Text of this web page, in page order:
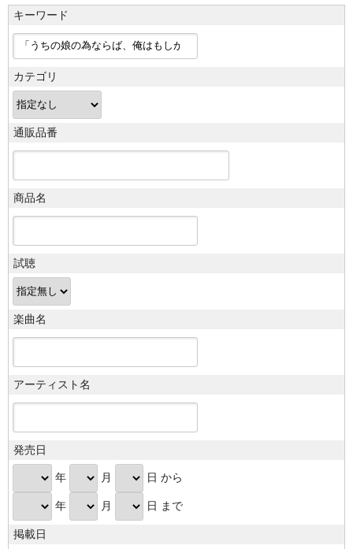
キーワード
カテゴリ
通販品番
商品名
試聴
楽曲名
アーティスト名
発売日
年 月 日 から
年 月 日 まで
掲載日